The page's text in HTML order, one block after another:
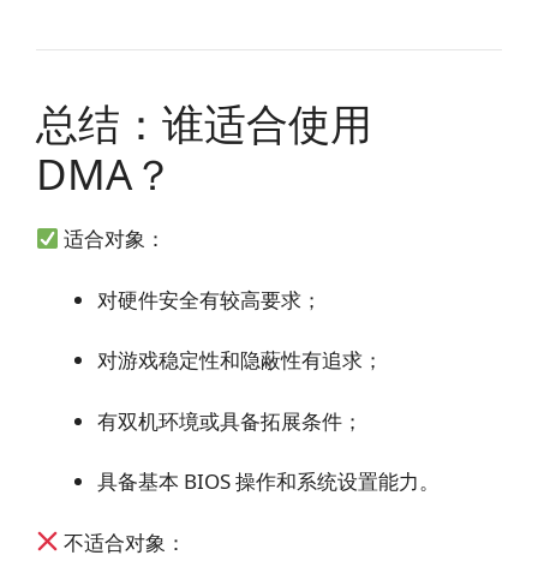
总结：谁适合使用
DMA？
适合对象：
对硬件安全有较高要求；
对游戏稳定性和隐蔽性有追求；
有双机环境或具备拓展条件；
具备基本 BIOS 操作和系统设置能力。
不适合对象：